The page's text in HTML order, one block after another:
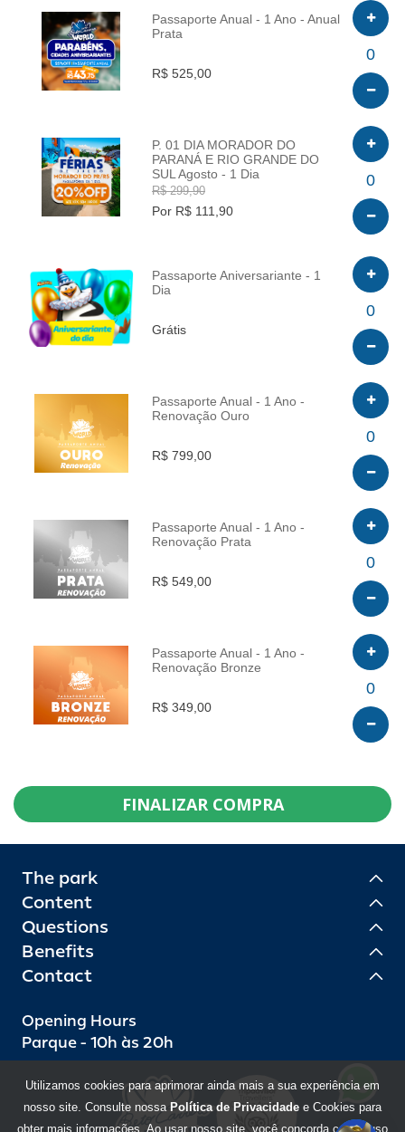
INFO
Passaporte Anual - 1 Ano - Anual
Prata
R$ 525,00
0
INFO
P. 01 DIA MORADOR DO
PARANÁ E RIO GRANDE DO
SUL Agosto - 1 Dia
R$ 299,90
Por R$ 111,90
0
INFO
Passaporte Aniversariante - 1
Dia
Grátis
0
INFO
Passaporte Anual - 1 Ano -
Renovação Ouro
R$ 799,00
0
INFO
Passaporte Anual - 1 Ano -
Renovação Prata
R$ 549,00
0
INFO
Passaporte Anual - 1 Ano -
Renovação Bronze
R$ 349,00
0
FINALIZAR COMPRA
The park
Content
Questions
Benefits
Contact
Opening Hours
Parque - 10h às 20h
Utilizamos cookies para aprimorar ainda mais a sua experiência em
nosso site. Consulte nossa Política de Privacidade e Cookies para
obter mais informações. Ao usar nosso site, você concorda com o uso